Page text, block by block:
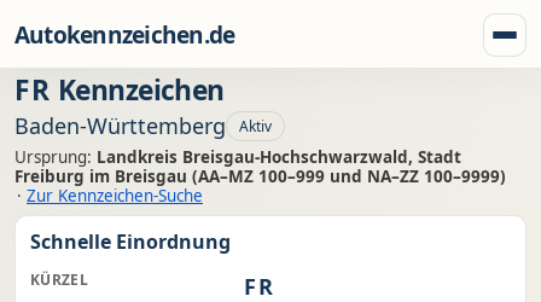
Autokennzeichen.de
FR Kennzeichen
Baden-Württemberg Aktiv
Ursprung: Landkreis Breisgau-Hochschwarzwald, Stadt
Freiburg im Breisgau (AA–MZ 100–999 und NA–ZZ 100–9999)
· Zur Kennzeichen-Suche
Schnelle Einordnung
KÜRZEL FR